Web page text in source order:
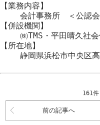
【業務内容】
会計事務所 ＜公認会
【併設機関】
㈱TMS・平田晴久社
【所在地】
静岡県浜松市中央区
161
前の記事へ